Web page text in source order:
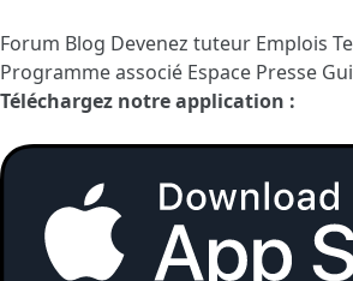
Forum Blog Devenez tuteur Emplois
Programme associé Espace Presse
Téléchargez notre application :